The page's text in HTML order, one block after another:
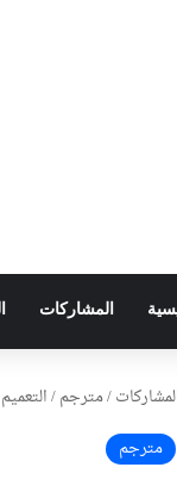
المشاركات
/مترجم/
مترجم